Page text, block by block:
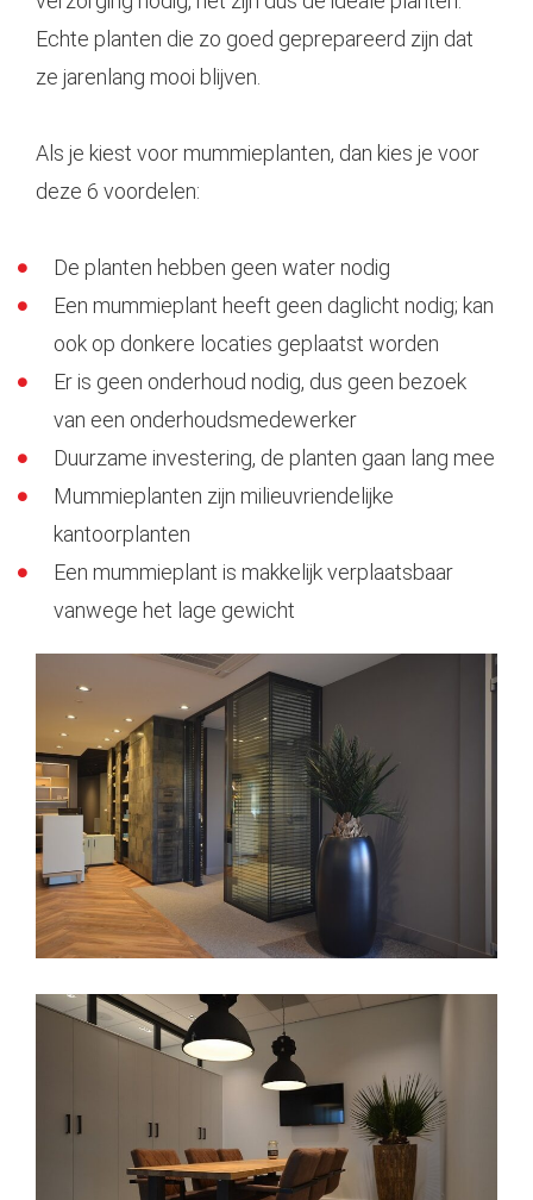
Echte planten die zo goed geprepareerd zijn dat
ze jarenlang mooi blijven.
Als je kiest voor mummieplanten, dan kies je voor
deze 6 voordelen:
De planten hebben geen water nodig
Een mummieplant heeft geen daglicht nodig; kan
ook op donkere locaties geplaatst worden
Er is geen onderhoud nodig, dus geen bezoek
van een onderhoudsmedewerker
Duurzame investering, de planten gaan lang mee
Mummieplanten zijn milieuvriendelijke
kantoorplanten
Een mummieplant is makkelijk verplaatsbaar
vanwege het lage gewicht